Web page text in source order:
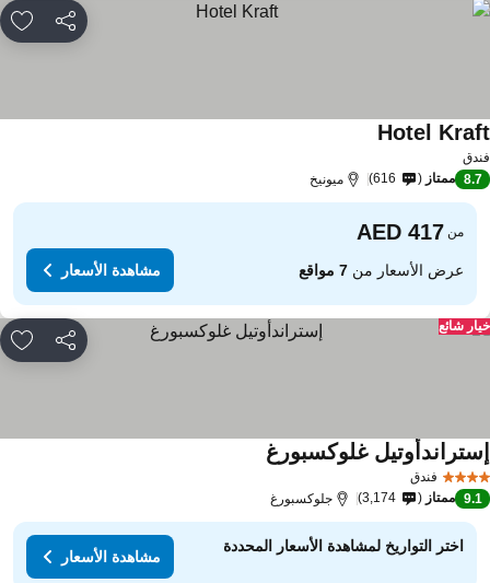
مشاركة
Hotel
8.7 ممتاز 616 ميونيخ
من
عرض الأسعار من7 مواقع مشاهدة الأسعار
مشاركة
شائع
فندق
غلوكسبورغ
9.1 ممتاز 3,174 جلوكسبورغ
اختر التواريخ لمشاهدة الأسعار المحددة
مشاهدة الأسعار